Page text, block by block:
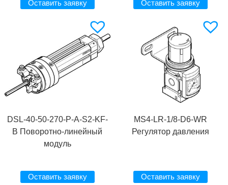
Оставить заявку Оставить заявку
DSL-40-50-270-P-A-S2-KF-
B Поворотно-линейный
модуль
Оставить заявку
MS4-LR-1/8-D6-WR
Регулятор давления
Оставить заявку